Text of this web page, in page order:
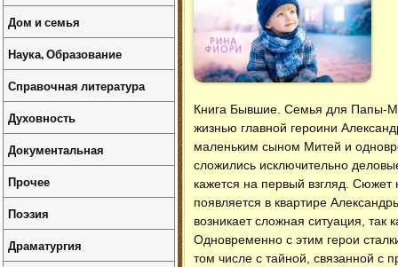
Книга Бывшие. Семья для Папы-
жизнью главной героини
маленьким сыном Митей и
сложились исключительно
кажется на первый взгляд. Сюжет
появляется в квартире
возникает сложная ситуация,
Одновременно с этим герои
том числе с тайной, связанной с
Дом и семья
Наука, Образование
Справочная литература
Духовность
Документальная
Прочее
Поэзия
Драматургия